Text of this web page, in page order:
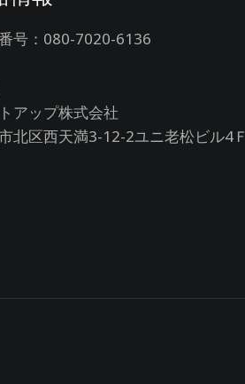
号：080-7020-6136
アップ株式会社
北区西天満3-12-2ユニ老松ビル4Ｆ